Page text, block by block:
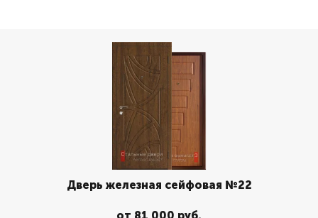
Дверь железная сейфовая №22